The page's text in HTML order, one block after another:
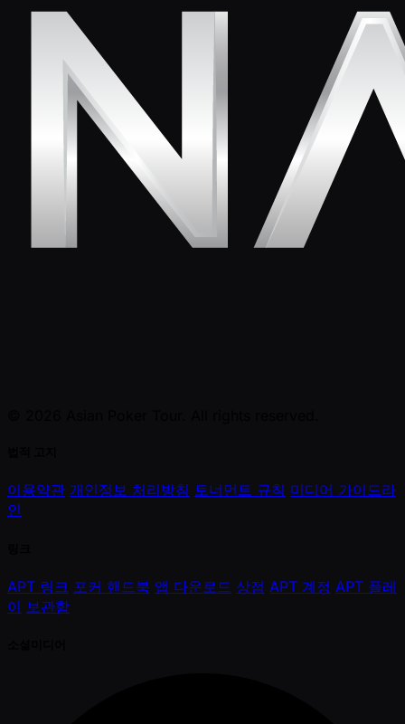
이용약관 개인정보 처리방침 토너먼트 규칙 미디어 가이드라
인
APT 링크 포커 핸드북 앱 다운로드 상점 APT 계정 APT 플레
이 보관함